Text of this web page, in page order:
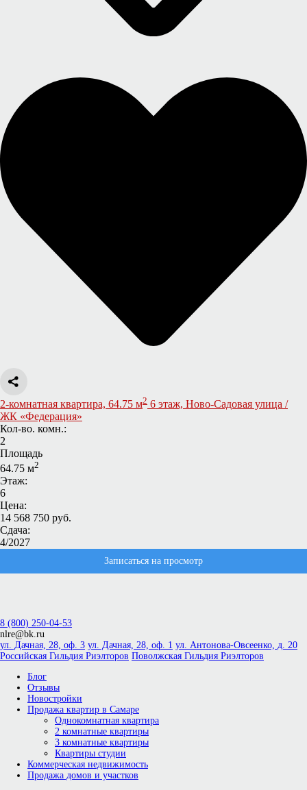
2-комнатная квартира, 64.75 м2 6 этаж, Ново-Садовая улица /
ЖК «Федерация»
Кол-во. комн.:
2
Площадь
64.75 м2
Этаж:
6
Цена:
14 568 750 руб.
Сдача:
4/2027
Записаться на просмотр
8 (800) 250-04-53
nlre@bk.ru
ул. Дачная, 28, оф. 3 ул. Дачная, 28, оф. 1 ул. Антонова-Овсеенко, д. 20
Российская Гильдия Риэлторов Поволжская Гильдия Риэлторов
Блог
Отзывы
Новостройки
Продажа квартир в Самаре
Однокомнатная квартира
2 комнатные квартиры
3 комнатные квартиры
Квартиры студии
Коммерческая недвижимость
Продажа домов и участков